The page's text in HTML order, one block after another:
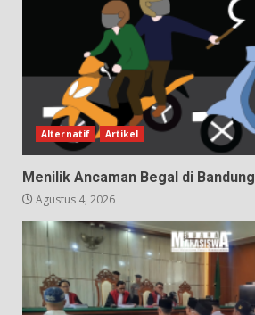
Alternatif Artikel
Menilik Ancaman Begal di Bandung
Agustus 4, 2026